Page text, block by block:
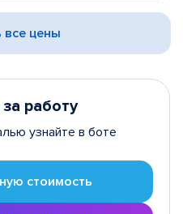
все цены
работу
узнайте в боте
стоимость